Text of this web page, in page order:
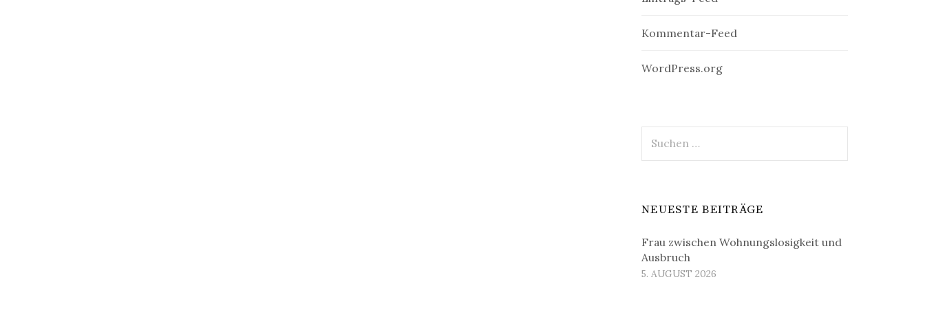
Kommentar-Feed
WordPress.org
nach:
NEUESTE BEITRÄGE
Frau zwischen Wohnungslosigkeit und
Ausbruch
5. AUGUST 2026